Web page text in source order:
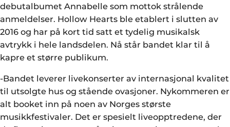
debutalbumet Annabelle som mottok strålende
anmeldelser. Hollow Hearts ble etablert i slutten av
2016 og har på kort tid satt et tydelig musikalsk
avtrykk i hele landsdelen. Nå står bandet klar til å
kapre et større publikum.
-Bandet leverer livekonserter av internasjonal kvalitet
til utsolgte hus og stående ovasjoner. Nykommeren er
alt booket inn på noen av Norges største
musikkfestivaler. Det er spesielt liveopptredene, der